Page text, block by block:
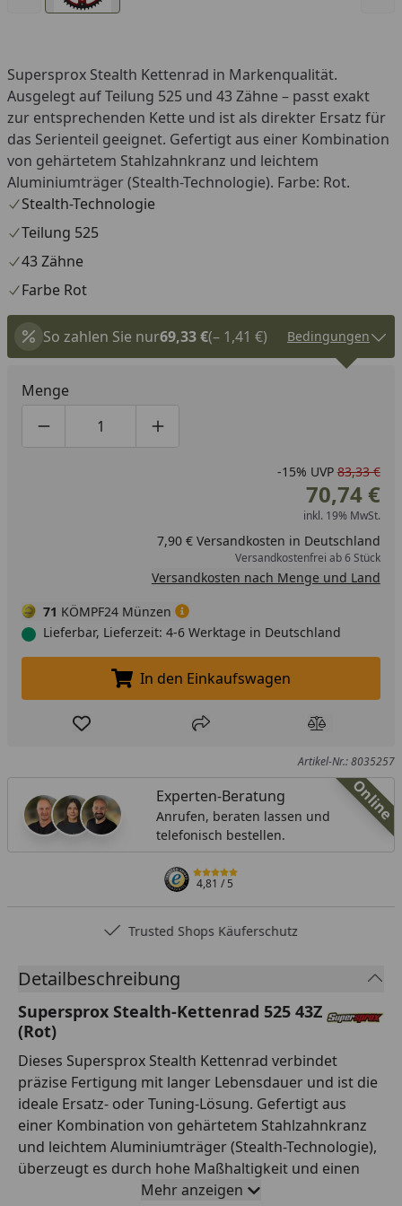
Supersprox Stealth Kettenrad in Markenqualität.
Ausgelegt auf Teilung 525 und 43 Zähne – passt exakt
zur entsprechenden Kette und ist als direkter Ersatz für
das Serienteil geeignet. Gefertigt aus einer Kombination
von gehärtetem Stahlzahnkranz und leichtem
Aluminiumträger (Stealth-Technologie). Farbe: Rot.
Stealth-Technologie
Teilung 525
43 Zähne
Farbe Rot
So zahlen Sie nur69,33 €(– 1,41 €) Bedingungen
Menge
Produktmenge um eins verringern
Produktmenge manuell eingeben
Produktmenge um eins erhöhen
-15% UVP 83,33 €
70,74 €
inkl. 19% MwSt.
7,90 € Versandkosten in Deutschland
Versandkostenfrei ab 6 Stück
Versandkosten nach Menge und Land
71 KÖMPF24 Münzen
Lieferbar, Lieferzeit: 4-6 Werktage in Deutschland
In den Einkaufswagen legen
In den Einkaufswagen
Produkt zur Wunschliste hinzufügen
Teilen Produkt
Artikel-Nr.: 8035257
Online
Experten-Beratung
Anrufen, beraten lassen und
telefonisch bestellen.
4,81/ 5
Trusted Shops Käuferschutz
Detailbeschreibung
Supersprox Stealth-Kettenrad 525 43Z
(Rot)
Dieses Supersprox Stealth Kettenrad verbindet
präzise Fertigung mit langer Lebensdauer und ist die
ideale Ersatz- oder Tuning-Lösung. Gefertigt aus
einer Kombination von gehärtetem Stahlzahnkranz
und leichtem Aluminiumträger (Stealth-Technologie),
überzeugt es durch hohe Maßhaltigkeit und einen
ruhigen Lauf. Die Verzahnung ist auf Teilung 525 und
Mehr anzeigen